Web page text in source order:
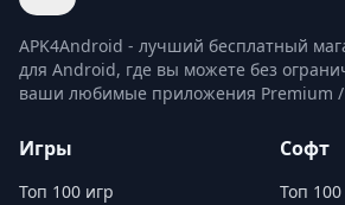
APK4Android - лучший бесплатный
для Android, где вы можете без
ваши любимые приложения Premium /
Игры
Топ 100 игр
Софт
Топ